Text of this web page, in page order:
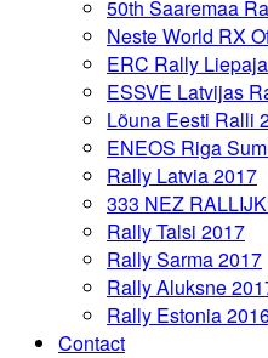
50th Saaremaa
Neste World RX
ERC Rally
ESSVE Latvijas
Lõuna Eesti Ralli
ENEOS Riga
Rally Latvia 2017
333 NEZ
Rally Talsi 2017
Rally Sarma 2017
Rally Aluksne
Rally Estonia
Contact